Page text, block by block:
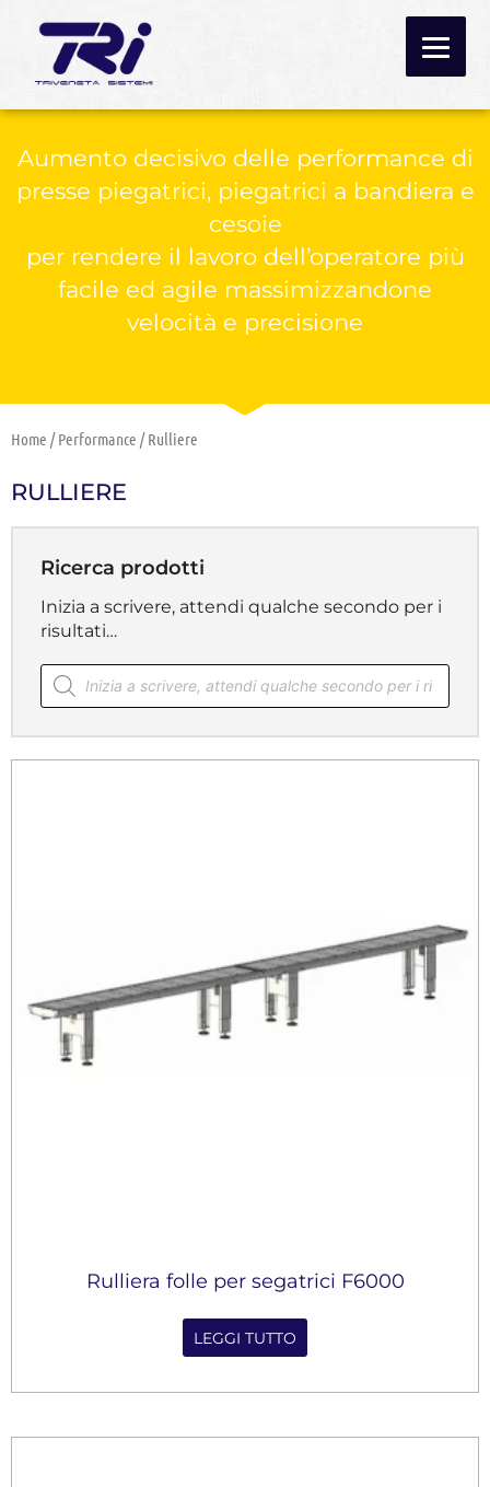
Aumento decisivo delle performance di
presse piegatrici, piegatrici a bandiera e
cesoie
per rendere il lavoro dell’operatore più
facile ed agile massimizzandone
velocità e precisione
Home /Performance / Rulliere
RULLIERE
Ricerca prodotti
Inizia a scrivere, attendi qualche secondo per i
risultati…
Products
search
Rulliera folle per segatrici F6000
LEGGI TUTTO